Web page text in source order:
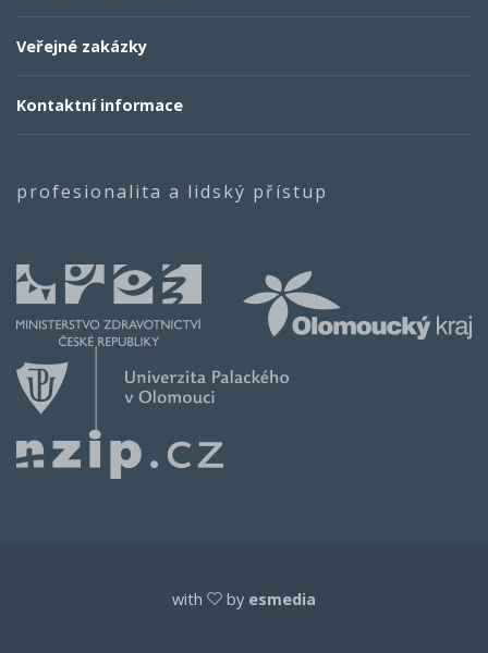
Veřejné zakázky
Kontaktní informace
profesionalita a lidský přístup
with by esmedia